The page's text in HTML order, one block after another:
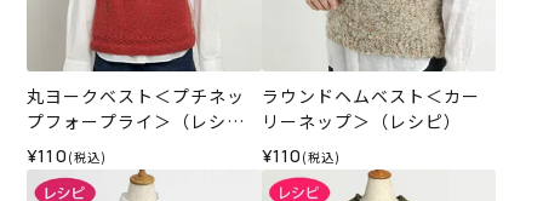
丸ヨークベスト＜プチネッ
プフォープライ＞（レシ
ピ）
¥110 (税込)
ラウンドヘムベスト＜カー
リーネップ＞（レシピ）
¥110 (税込)